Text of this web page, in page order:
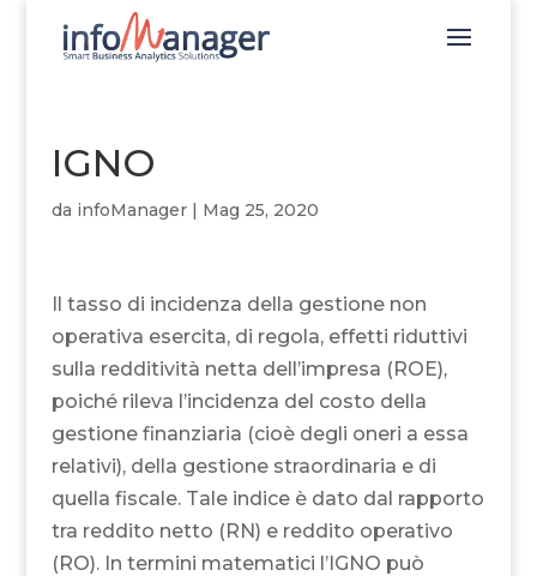
IGNO
da infoManager| Mag 25, 2020
Il tasso di incidenza della gestione non
operativa esercita, di regola, effetti riduttivi
sulla redditività netta dell’impresa (ROE),
poiché rileva l’incidenza del costo della
gestione finanziaria (cioè degli oneri a essa
relativi), della gestione straordinaria e di
quella fiscale. Tale indice è dato dal rapporto
tra reddito netto (RN) e reddito operativo
(RO). In termini matematici l’IGNO può